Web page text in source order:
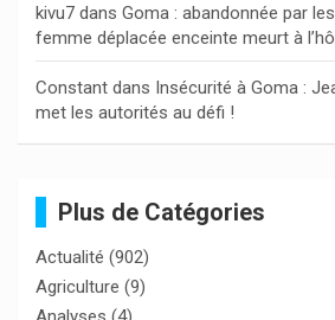
kivu7 dans Goma : abandonnée par
femme déplacée enceinte meurt à
Constant dans Insécurité à Goma :
met les autorités au défi !
Plus de Catégories
Actualité (902)
Agriculture (9)